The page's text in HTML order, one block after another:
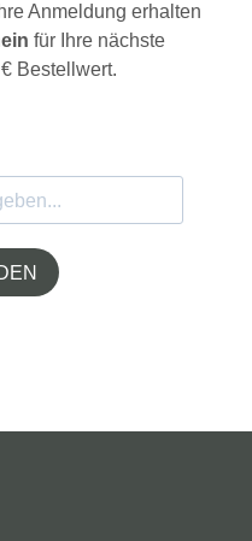
Anmeldung erhalten
für Ihre nächste
Bestellwert.